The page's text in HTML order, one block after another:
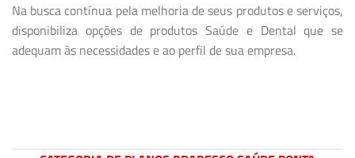
Na busca contínua pela melhoria de seus produtos e serviços,
disponibiliza opções de produtos Saúde e Dental que se
adequam às necessidades e ao perfil de sua empresa.